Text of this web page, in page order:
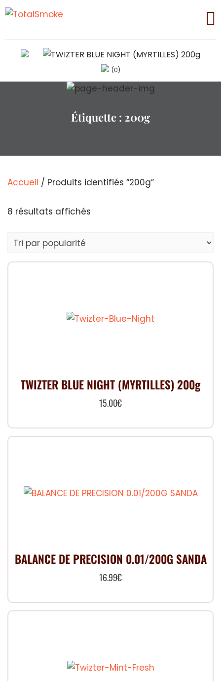
(0)
Étiquette : 200g
Accueil / Produits identifiés “200g”
8 résultats affichés
TWIZTER BLUE NIGHT (MYRTILLES) 200g
15.00€
BALANCE DE PRECISION 0.01/200G SANDA
16.99€